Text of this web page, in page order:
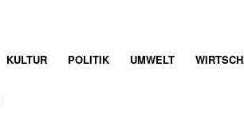
KULTUR POLITIK UMWELT